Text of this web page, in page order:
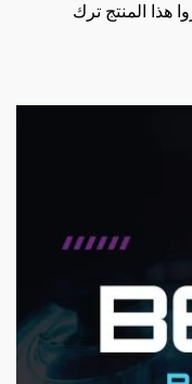
هذا المنتج ترك